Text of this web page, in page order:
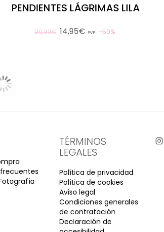
PENDIENTES LÁGRIMAS LILA
29,90€ 14,95€ PVP 50%